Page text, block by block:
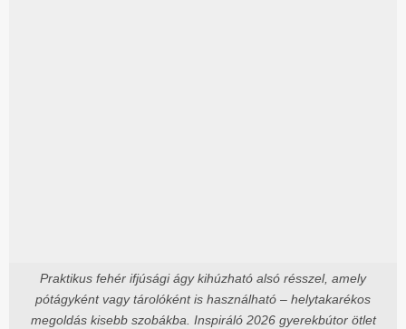
Praktikus fehér ifjúsági ágy kihúzható alsó résszel, amely
pótágyként vagy tárolóként is használható – helytakarékos
megoldás kisebb szobákba. Inspiráló 2026 gyerekbútor ötlet